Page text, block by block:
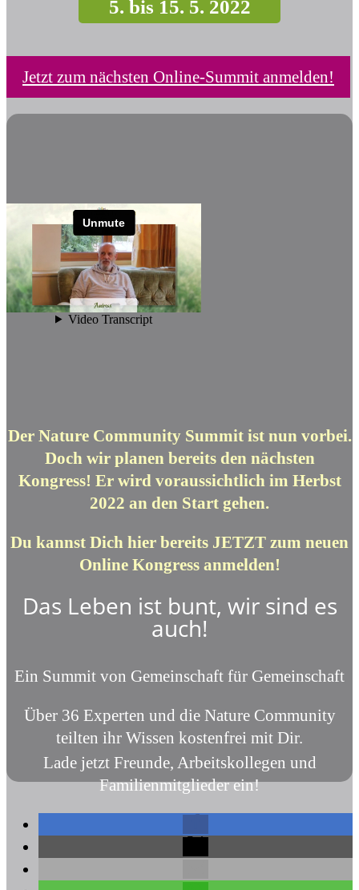
5. bis 15. 5. 2022
Jetzt zum nächsten Online-Summit anmelden!
Der Nature Community Summit ist nun vorbei.
Doch wir planen bereits den nächsten
Kongress! Er wird voraussichtlich im Herbst
2022 an den Start gehen.
Du kannst Dich hier bereits JETZT zum neuen
Online Kongress anmelden!
Das Leben ist bunt, wir sind es
auch!
Ein Summit von Gemeinschaft für Gemeinschaft
Über 36 Experten und die Nature Community
teilten ihr Wissen kostenfrei mit Dir.
Lade jetzt Freunde, Arbeitskollegen und
Familienmitglieder ein!